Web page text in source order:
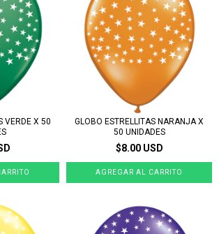
VERDE X 50
GLOBO ESTRELLITAS NARANJA X
50 UNIDADES
$8.00 USD